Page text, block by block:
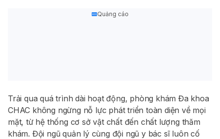
Quảng cáo
Trải qua quá trình dài hoạt động, phòng khám Đa khoa
CHAC không ngừng nỗ lực phát triển toàn diện về mọi
mặt, từ hệ thống cơ sở vật chất đến chất lượng thăm
khám. Đội ngũ quản lý cùng đội ngũ y bác sĩ luôn cố